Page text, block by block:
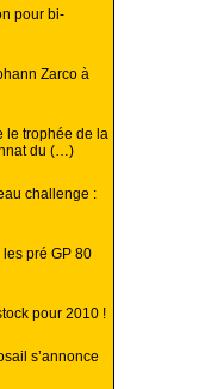
pour bi-
Zarco à
le trophée de la
du (…)
challenge :
pré GP 80
pour 2010 !
s’annonce